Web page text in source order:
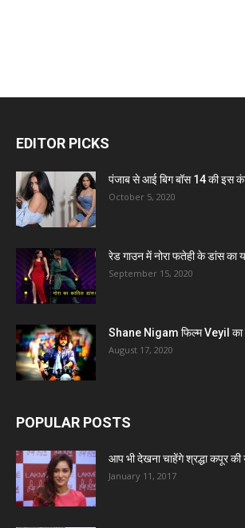
EDITOR PICKS
पंजाब से आई बिग बॉस 14 की इस
October 5, 2020
रेड गाउन में नोरा फतेही के डांस का
September 15, 2020
Shane Nigam फिल्म Veyil का
August 17, 2020
POPULAR POSTS
आप भी देखना चाहेंगे श्रद्धा कपूर
January 11, 2017